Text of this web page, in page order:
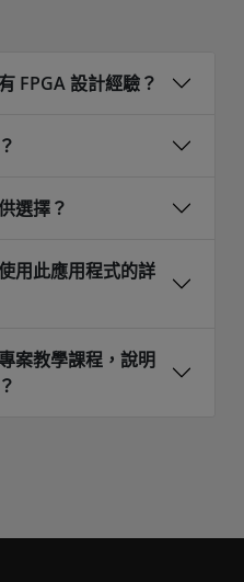
FPGA 設計經驗？
選擇？
用此應用程式的詳
案教學課程，說明